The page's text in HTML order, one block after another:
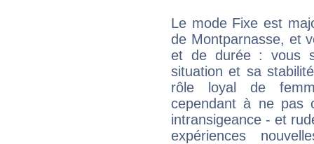
Le mode Fixe est
de Montparnasse, et
et de durée : vous
situation et sa
rôle loyal de
cependant à ne pas
intransigeance - et
expériences